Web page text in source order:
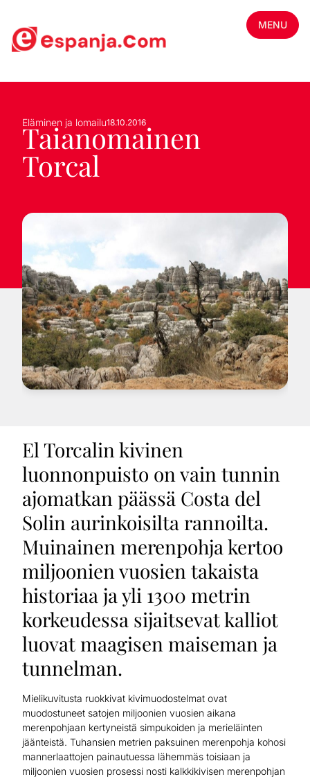
MENU
Eläminen ja lomailu18.10.2016
Taianomainen
Torcal
El Torcalin kivinen
luonnonpuisto on vain tunnin
ajomatkan päässä Costa del
Solin aurinkoisilta rannoilta.
Muinainen merenpohja kertoo
miljoonien vuosien takaista
historiaa ja yli 1300 metrin
korkeudessa sijaitsevat kalliot
luovat maagisen maiseman ja
tunnelman.
Mielikuvitusta ruokkivat kivimuodostelmat ovat
muodostuneet satojen miljoonien vuosien aikana
merenpohjaan kertyneistä simpukoiden ja merieläinten
jäänteistä. Tuhansien metrien paksuinen merenpohja kohosi
mannerlaattojen painautuessa lähemmäs toisiaan ja
miljoonien vuosien prosessi nosti kalkkikivisen merenpohjan